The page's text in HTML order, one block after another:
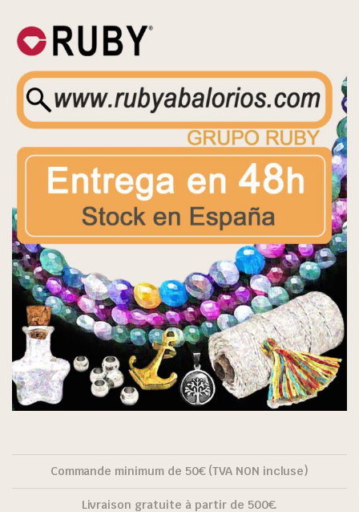
Commande minimum de 50€ (TVA NON incluse)
Livraison gratuite à partir de 500€.